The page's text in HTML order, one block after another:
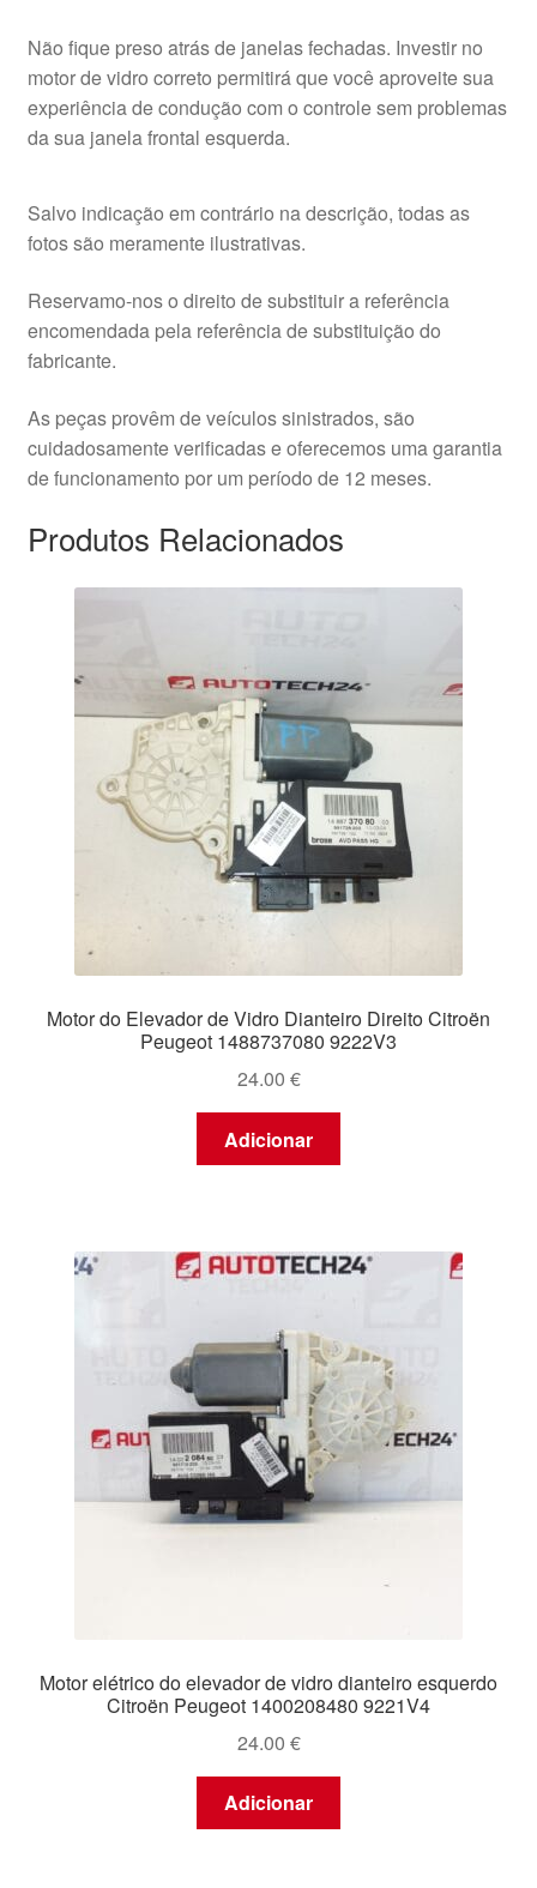
Não fique preso atrás de janelas fechadas. Investir no
motor de vidro correto permitirá que você aproveite sua
experiência de condução com o controle sem problemas
da sua janela frontal esquerda.
Salvo indicação em contrário na descrição, todas as
fotos são meramente ilustrativas.
Reservamo-nos o direito de substituir a referência
encomendada pela referência de substituição do
fabricante.
As peças provêm de veículos sinistrados, são
cuidadosamente verificadas e oferecemos uma garantia
de funcionamento por um período de 12 meses.
Produtos Relacionados
Motor do Elevador de Vidro Dianteiro Direito Citroën
Peugeot 1488737080 9222V3
24.00 €
Adicionar
Motor elétrico do elevador de vidro dianteiro esquerdo
Citroën Peugeot 1400208480 9221V4
24.00 €
Adicionar